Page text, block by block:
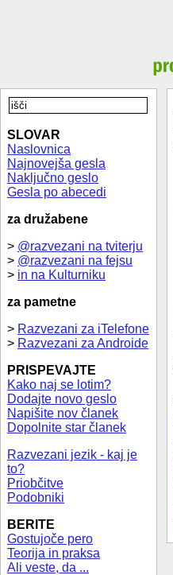
SLOVAR
Naslovnica
Najnovejša gesla
Naključno geslo
Gesla po abecedi
za družabene
> @razvezani na tviterju
> @razvezani na fejsu
> in na Kulturniku
za pametne
> Razvezani za iTelefone
> Razvezani za Androide
PRISPEVAJTE
Kako naj se lotim?
Dodajte novo geslo
Napišite nov članek
Dopolnite star članek
Razvezani jezik - kaj je
to?
Priobčitve
Podobniki
BERITE
Gostujoče pero
Teorija in praksa
Ali veste, da ...